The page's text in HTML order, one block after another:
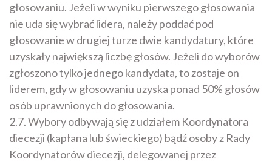
głosowaniu. Jeżeli w wyniku pierwszego głosowania
nie uda się wybrać lidera, należy poddać pod
głosowanie w drugiej turze dwie kandydatury, które
uzyskały największą liczbę głosów. Jeżeli do wyborów
zgłoszono tylko jednego kandydata, to zostaje on
liderem, gdy w głosowaniu uzyska ponad 50% głosów
osób uprawnionych do głosowania.
2.7. Wybory odbywają się z udziałem Koordynatora
diecezji (kapłana lub świeckiego) bądź osoby z Rady
Koordynatorów diecezji, delegowanej przez